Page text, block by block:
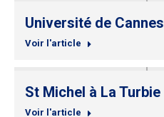
Université de Cannes
Voir l'article
St Michel à La Turbie
Voir l'article